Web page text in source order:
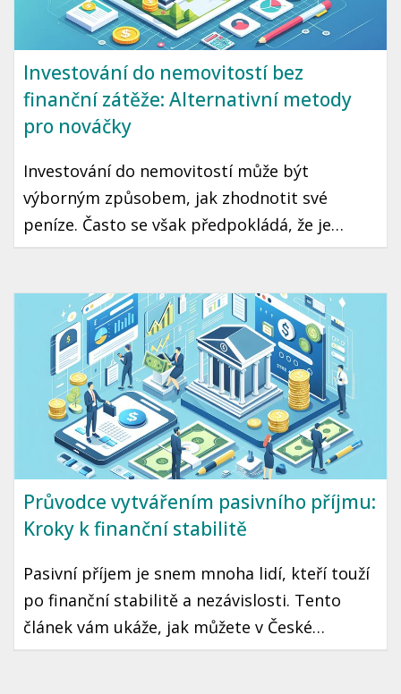
Investování do nemovitostí bez
finanční zátěže: Alternativní metody
pro nováčky
Investování do nemovitostí může být
výborným způsobem, jak zhodnotit své
peníze. Často se však předpokládá, že je
potřeba mít značný kapitál na začátku, což
Existují ale i alternativní metody, které
nevyžadují obrovské finanční zátěže a přitom
jsou vhodné i pro nováčky.
Průvodce vytvářením pasivního příjmu:
Kroky k finanční stabilitě
Pasivní příjem je snem mnoha lidí, kteří touží
po finanční stabilitě a nezávislosti. Tento
článek vám ukáže, jak můžete v České
republice začít tvořit pasivní příjem, a